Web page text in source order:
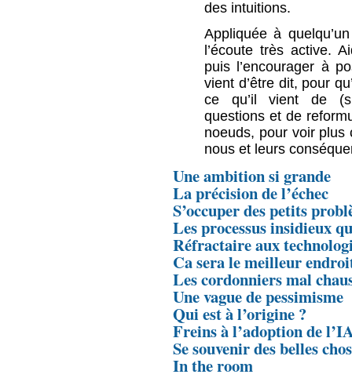
des intuitions.
Appliquée à
l’écoute très active.
puis l’encourager à
vient d’être dit, pour
ce qu’il vient de
questions et de
noeuds, pour voir plus
nous et leurs
Une ambition si grande
La précision de l’échec
S’occuper des petits
Les processus insidieux
Réfractaire aux
Ca sera le meilleur
Les cordonniers mal
Une vague de pessimisme
Qui est à l’origine ?
Freins à l’adoption de
Se souvenir des belles
In the room